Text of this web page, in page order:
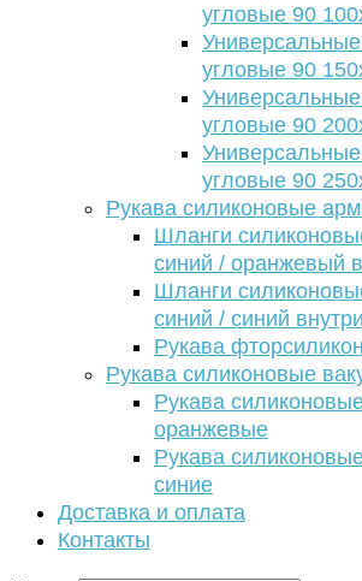
угловые 90
Универсальные
угловые 90
Универсальные
угловые 90
Универсальные
угловые 90
Рукава силиконовые
Шланги
синий / оранжевый
Шланги
синий / синий внутри
Рукава фторсиликон
Рукава силиконовые
Рукава
оранжевые
Рукава
синие
Доставка и оплата
Контакты